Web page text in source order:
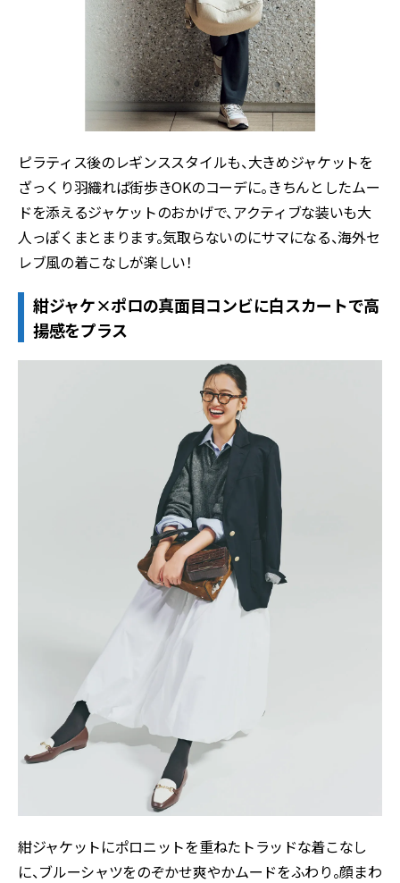
ピラティス後のレギンススタイルも、大きめジャケットを
ざっくり羽織れば街歩きOKのコーデに。きちんとしたムー
ドを添えるジャケットのおかげで、アクティブな装いも大
人っぽくまとまります。気取らないのにサマになる、海外セ
レブ風の着こなしが楽しい！
紺ジャケ×ポロの真面目コンビに白スカートで高
揚感をプラス
紺ジャケットにポロニットを重ねたトラッドな着こなし
に、ブルーシャツをのぞかせ爽やかムードをふわり。顔まわ